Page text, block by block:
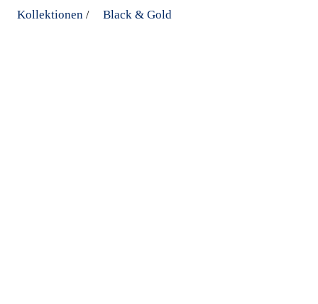
Kollektionen / Black & Gold